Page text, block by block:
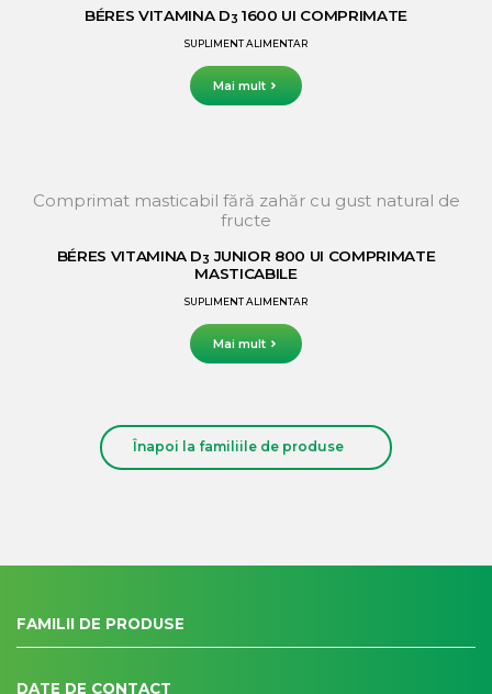
BÉRES VITAMINA D3 1600 UI COMPRIMATE
SUPLIMENT ALIMENTAR
Mai mult
Comprimat masticabil fără zahăr cu gust natural de
fructe
BÉRES VITAMINA D3 JUNIOR 800 UI COMPRIMATE
MASTICABILE
SUPLIMENT ALIMENTAR
Mai mult
Înapoi la familiile de produse
FAMILII DE PRODUSE
DATE DE CONTACT